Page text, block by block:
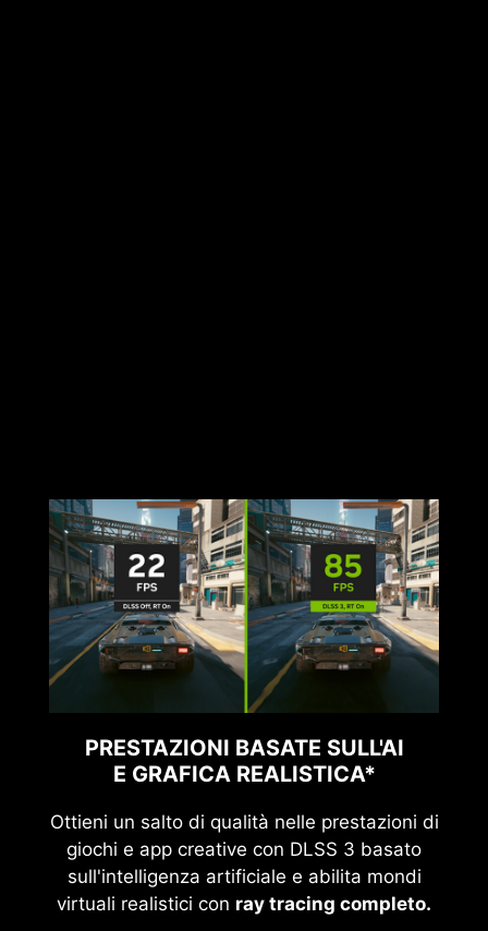
PRESTAZIONI BASATE SULL'AI
E GRAFICA REALISTICA*
Ottieni un salto di qualità nelle prestazioni di
giochi e app creative con DLSS 3 basato
sull'intelligenza artificiale e abilita mondi
virtuali realistici con ray tracing completo.